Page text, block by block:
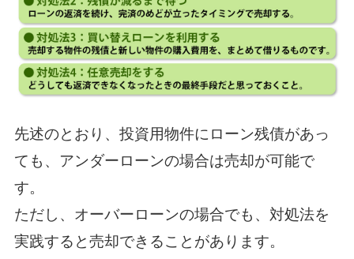
先述のとおり、投資用物件にローン残債があっ
ても、アンダーローンの場合は売却が可能で
す。
ただし、オーバーローンの場合でも、対処法を
実践すると売却できることがあります。